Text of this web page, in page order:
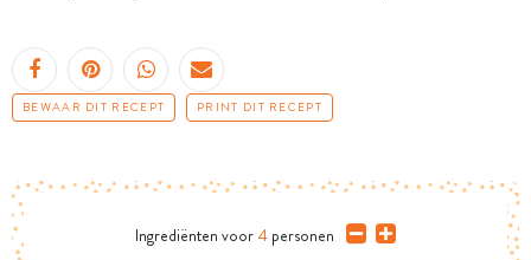
BEWAAR DIT RECEPT PRINT DIT RECEPT
Ingrediënten voor 4 personen